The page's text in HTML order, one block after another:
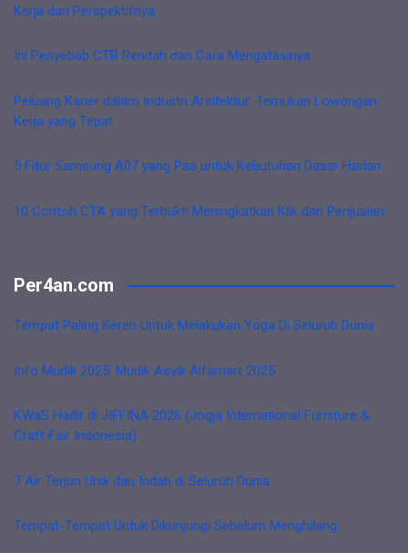
Kerja dan Perspektifnya
Ini Penyebab CTR Rendah dan Cara Mengatasinya
Peluang Karier dalam Industri Arsitektur: Temukan Lowongan
Kerja yang Tepat
5 Fitur Samsung A07 yang Pas untuk Kebutuhan Dasar Harian
10 Contoh CTA yang Terbukti Meningkatkan Klik dan Penjualan
Per4an.com
Tempat Paling Keren Untuk Melakukan Yoga Di Seluruh Dunia
Info Mudik 2025: Mudik Asyik Alfamart 2025
KWaS Hadir di JIFFINA 2026 (Jogja International Furniture &
Craft Fair Indonesia)
7 Air Terjun Unik dan Indah di Seluruh Dunia
Tempat-Tempat Untuk Dikunjungi Sebelum Menghilang